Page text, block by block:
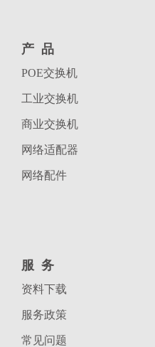
产品
POE交换机
工业交换机
商业交换机
网络适配器
网络配件
服务
资料下载
服务政策
常见问题